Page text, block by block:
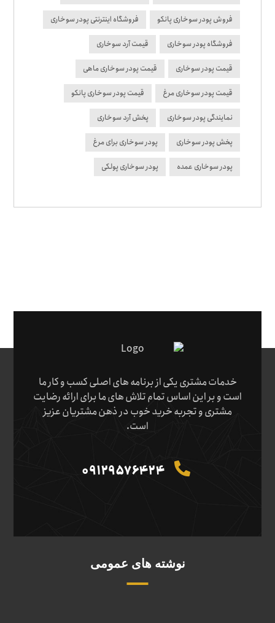
فروش پودر سوخاری پانکو فروشگاه اینترنتی پودر سوخاری
فروشگاه پودر سوخاری قیمت آرد سوخاری
قیمت پودر سوخاری قیمت پودر سوخاری ماهی
قیمت پودر سوخاری مرغ قیمت پودر سوخاری پانکو
نمایندگی پودر سوخاری پخش آرد سوخاری
پخش پودر سوخاری پودر سوخاری برای مرغ
پودر سوخاری عمده پودر سوخاری پولکی
خدمات مشتری یکی از برنامه های اصلی کسب و کار ما
است و بر این اساس تمام تلاش های ما برای ارائه رضایت
مشتری و تجربه خرید خوب در ذهن مشتریان عزیز
است.
09129576424
نوشته های عمومی